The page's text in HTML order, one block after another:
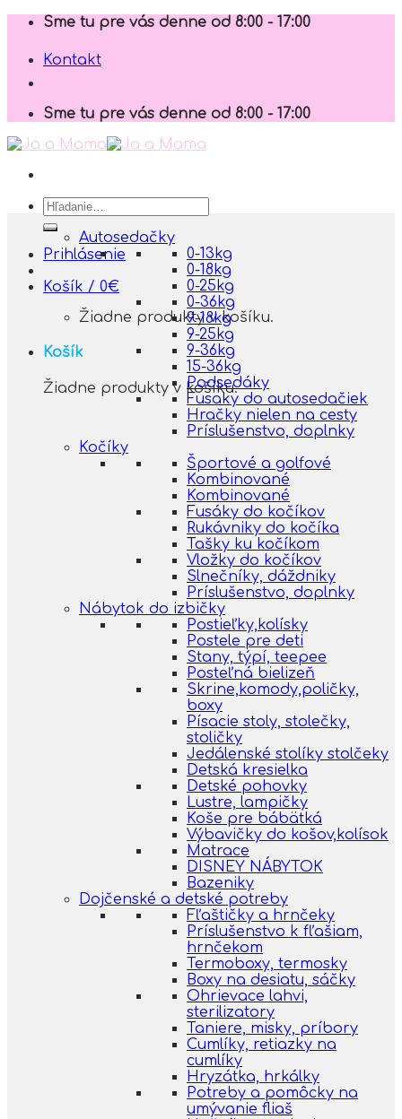
Skip
content
Sme tu pre vás denne od 8:00 - 17:00
Kontakt
Sme tu pre vás denne od 8:00 - 17:00
Hľadať:
Prihlásenie
Košík / 0€
Žiadne produkty v košíku.
Košík
Žiadne produkty v košíku.
Autosedačky
0-13kg
0-18kg
0-25kg
0-36kg
9-18kg
9-25kg
9-36kg
15-36kg
Podsedáky
Fusaky do autosedačiek
Hračky nielen na cesty
Príslušenstvo, doplnky
Kočíky
Športové a golfové
Kombinované
Kombinované
Fusáky do kočíkov
Rukávniky do kočíka
Tašky ku kočíkom
Vložky do kočíkov
Slnečníky, dáždniky
Príslušenstvo, doplnky
Nábytok do izbičky
Postieľky,kolísky
Postele pre deti
Stany, týpí, teepee
Posteľná bielizeň
Skrine,komody,poličky,
boxy
Písacie stoly, stolečky,
stoličky
Jedálenské stolíky stolčeky
Detská kresielka
Detské pohovky
Lustre, lampičky
Koše pre bábätká
Výbavičky do košov,kolísok
Matrace
DISNEY NÁBYTOK
Bazeniky
Dojčenské a detské potreby
Fľaštičky a hrnčeky
Príslušenstvo k fľašiam,
hrnčekom
Termoboxy, termosky
Boxy na desiatu, sáčky
Ohrievace lahvi,
sterilizatory
Taniere, misky, príbory
Cumlíky, retiazky na
cumlíky
Hryzátka, hrkálky
Potreby a pomôcky na
umývanie fliaš